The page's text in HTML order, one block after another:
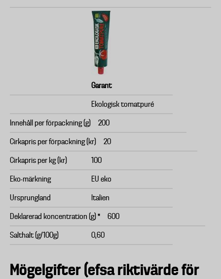
Garant
Ekologisk tomatpuré
Innehåll per förpackning (g) 200
Cirkapris per förpackning (kr) 20
Cirkapris per kg (kr) 100
Eko-märkning EU eko
Ursprungland Italien
Deklarerad koncentration (g) * 600
Salthalt (g/100g) 0,60
Mögelgifter (efsa riktivärde för